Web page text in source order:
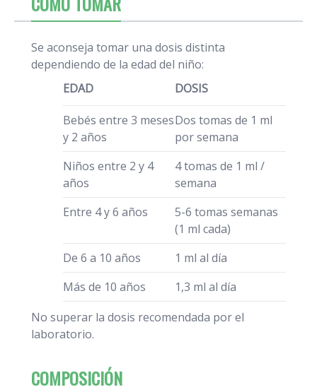
Se aconseja tomar una dosis distinta
dependiendo de la edad del niño:
EDAD
DOSIS
Bebés entre 3 meses
y 2 años
Dos tomas de 1 ml
por semana
Niños entre 2 y 4
años
4 tomas de 1 ml /
semana
Entre 4 y 6 años
5-6 tomas semanas
(1 ml cada)
De 6 a 10 años
1 ml al día
Más de 10 años
1,3 ml al día
No superar la dosis recomendada por el
laboratorio.
COMPOSICIÓN